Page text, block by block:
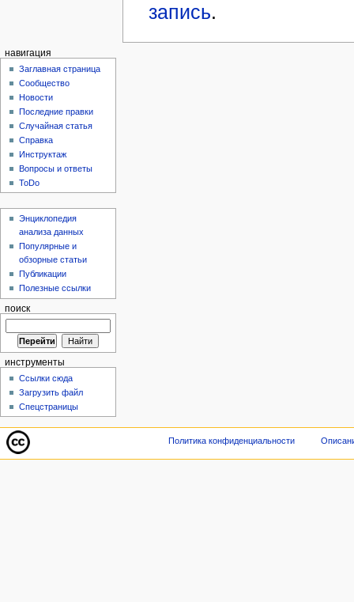
запись.
навигация
Заглавная страница
Сообщество
Новости
Последние правки
Случайная статья
Справка
Инструктаж
Вопросы и ответы
ToDo
Энциклопедия
анализа данных
Популярные и
обзорные статьи
Публикации
Полезные ссылки
поиск
инструменты
Ссылки сюда
Загрузить файл
Спецстраницы
Политика конфиденциальности